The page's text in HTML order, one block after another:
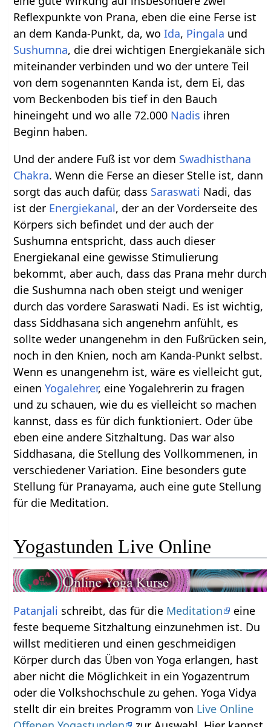
Reflexpunkte von Prana, eben die eine Ferse ist
an dem Kanda-Punkt, da, woIda, Pingala und
Sushumna, die drei wichtigen Energiekanäle sich
miteinander verbinden und wo der untere Teil
von dem sogenannten Kanda ist, dem Ei, das
vom Beckenboden bis tief in den Bauch
hineingeht und wo alle 72.000 Nadis ihren
Beginn haben.
Und der andere Fuß ist vor dem Swadhisthana
Chakra. Wenn die Ferse an dieser Stelle ist, dann
sorgt das auch dafür, dass Saraswati Nadi, das
ist der Energiekanal, der an der Vorderseite des
Körpers sich befindet und der auch der
Sushumna entspricht, dass auch dieser
Energiekanal eine gewisse Stimulierung
bekommt, aber auch, dass das Prana mehr durch
die Sushumna nach oben steigt und weniger
durch das vordere Saraswati Nadi. Es ist wichtig,
dass Siddhasana sich angenehm anfühlt, es
sollte weder unangenehm in den Fußrücken sein,
noch in den Knien, noch am Kanda-Punkt selbst.
Wenn es unangenehm ist, wäre es vielleicht gut,
einenYogalehrer, eine Yogalehrerin zu fragen
und zu schauen, wie du es vielleicht so machen
kannst, dass es für dich funktioniert. Oder übe
eben eine andere Sitzhaltung. Das war also
Siddhasana, die Stellung des Vollkommenen, in
verschiedener Variation. Eine besonders gute
Stellung für Pranayama, auch eine gute Stellung
für die Meditation.
Yogastunden Live Online
Patanjali schreibt, das für die Meditation
eine
feste bequeme Sitzhaltung einzunehmen ist. Du
willst meditieren und einen geschmeidigen
Körper durch das Üben von Yoga erlangen, hast
aber nicht die Möglichkeit in ein Yogazentrum
oder die Volkshochschule zu gehen. Yoga Vidya
stellt dir ein breites Programm von Live Online